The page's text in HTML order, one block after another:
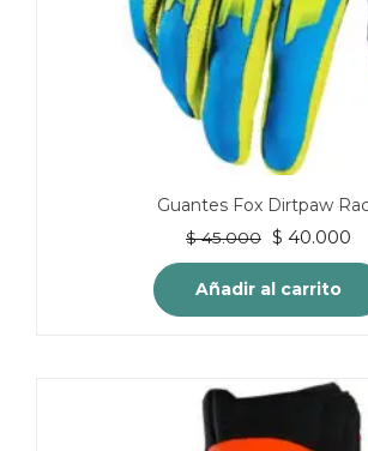
Guantes Fox Dirtpaw
$45.000 El
precio
original
era:
$ 40.000
Añadir al carrito